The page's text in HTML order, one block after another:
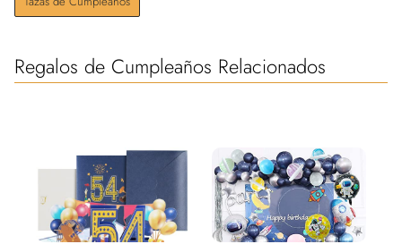
Regalos de Cumpleaños Relacionados